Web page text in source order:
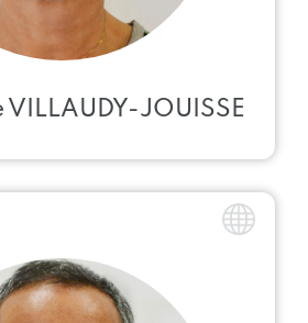
VILLAUDY-JOUISSE